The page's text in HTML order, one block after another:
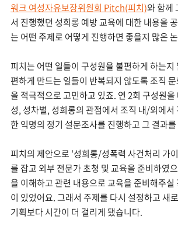
워크 여성자유보장위원회 Pitch(피치)와 함께
서 진행했던 성희롱 예방 교육에 대한 내용을
는 어떤 주제로 어떻게 진행하면 좋을지 많은
피치는 어떤 일들이 구성원을 불편하게 하는지
편하게 만드는 일들이 반복되지 않도록 조직
을 적극적으로 고민하고 있죠. 연 2회 구성원
성, 성차별, 성희롱의 관점에서 조직 내/외에서
한 익명의 정기 설문조사를 진행하고 그 결과
피치의 제안으로 '성희롱/성폭력 사건처리 가
를 잡고 외부 전문가 초청 및 교육을 준비하였
을 이해하고 관련 내용으로 교육을 준비해주실
이 있었어요. 그래서 주제를 다시 설정하고 새
기획보다 시간이 더 걸리게 됐습니다.